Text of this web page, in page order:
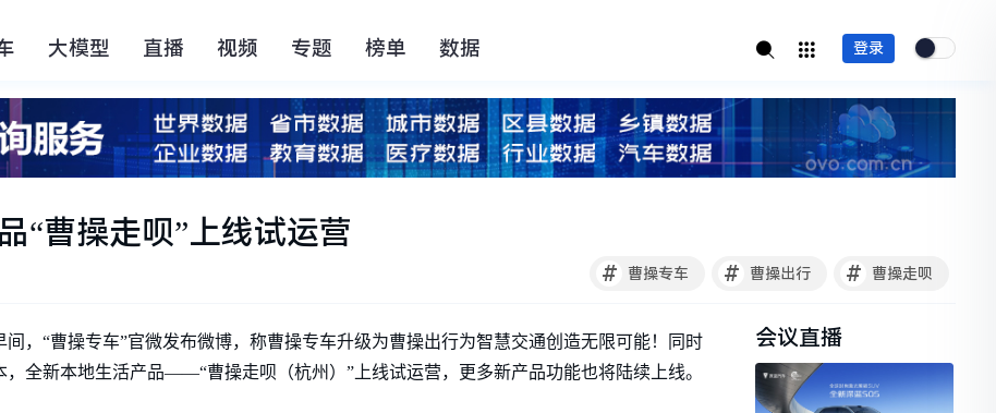
大模型 直播 视频 专题 榜单 数据 登录
“曹操走呗”上线试运营
# 曹操专车 # 曹操出行 # 曹操走呗
，“曹操专车”官微发布微博，称曹操专车升级为曹操出行为智慧交通创造无限可能！同时
，全新本地生活产品——“曹操走呗（杭州）”上线试运营，更多新产品功能也将陆续上线。
会议直播